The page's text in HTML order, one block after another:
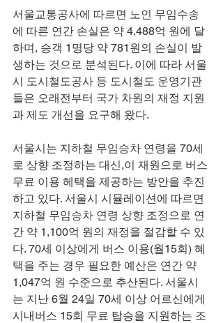
서울교통공사에 따르면 노인 무임수송
에 따른 연간 손실은 약 4,488억 원에 달
하며, 승객 1명당 약 781원의 손실이 발
생하는 것으로 분석된다. 이에 따라 서울
시 도시철도공사 등 도시철도 운영기관
들은 오래전부터 국가 차원의 재정 지원
과 제도 개선을 요구해 왔다.
서울시는 지하철 무임승차 연령을 70세
로 상향 조정하는 대신,이 재원으로 버스
무료 이용 헤택을 제공하는 방안을 추진
하고 있다. 서울시 시뮬레이션에 따르면
지하철 무임승차 연령 상향 조정으로 연
간 약 1,100억 원의 재정을 절감할 수 있
다. 70세 이상에게 버스 이용(월15회) 혜
택을 주는 경우 필요한 예산은 연간 약
1,047억 원 수준으로 추산된다. 서울시
는 지난 6월 24일 70세 이상 어르신에게
시내버스 15회 무료 탑승을 지원하는 조